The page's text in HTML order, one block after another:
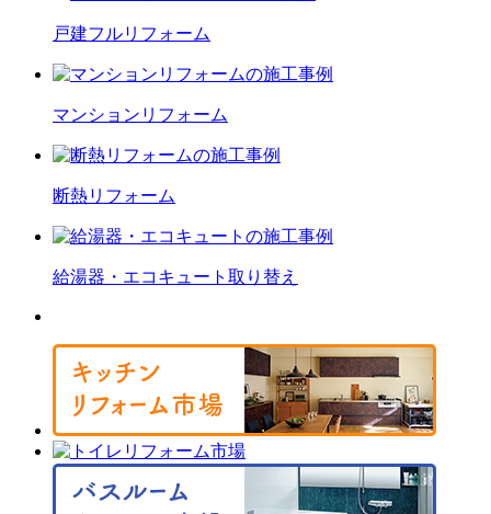
戸建フルリフォーム
マンション リフォーム
断熱リフォーム
給湯器・エコキュート 取り替え